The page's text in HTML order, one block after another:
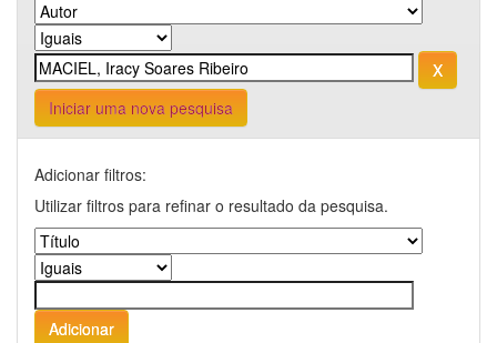
Iniciar uma nova pesquisa
Adicionar filtros:
Utilizar filtros para refinar o resultado da pesquisa.